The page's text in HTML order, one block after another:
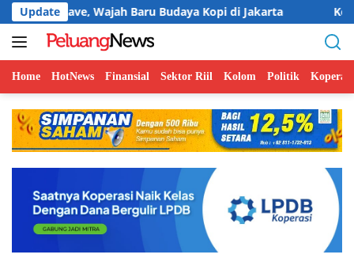
Langsung
ke
konten
Update
Wajah Baru Budaya Kopi di Jakarta Koperasi BMI
Home HotNews Finansial Sektor Riil Kolom Politik Koperasi